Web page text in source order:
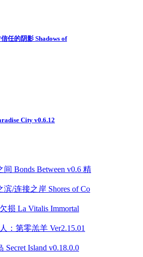
任的阴影 Shadows of
City v0.6.12
Bonds Between v0.6 精
/连接之岸 Shores of Co
损 La Vitalis Immortal
：第零羔羊 Ver2.15.01
Island v0.18.0.0